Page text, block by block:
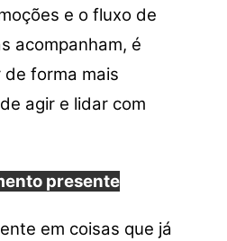
e o fluxo de
acompanham, é
forma mais
agir e lidar com
presente
em coisas que já